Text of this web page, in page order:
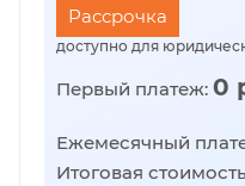
Рассрочка
доступно для
Первый платеж: 0
Ежемесячный
Итоговая